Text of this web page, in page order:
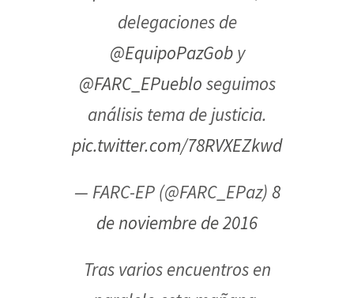
delegaciones de
@EquipoPazGoby
@FARC_EPueblo seguimos
análisis tema de justicia.
pic.twitter.com/78RVXEZkwd
— FARC-EP (@FARC_EPaz) 8
de noviembre de 2016
Tras varios encuentros en